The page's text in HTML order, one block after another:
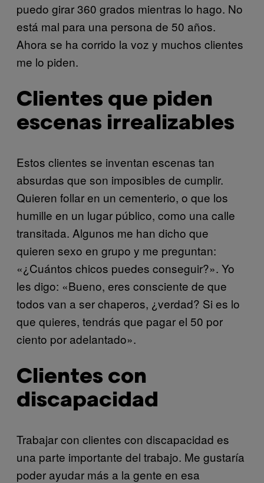
puedo girar 360 grados mientras lo hago. No
está mal para una persona de 50 años.
Ahora se ha corrido la voz y muchos clientes
me lo piden.
Clientes que piden
escenas irrealizables
Estos clientes se inventan escenas tan
absurdas que son imposibles de cumplir.
Quieren follar en un cementerio, o que los
humille en un lugar público, como una calle
transitada. Algunos me han dicho que
quieren sexo en grupo y me preguntan:
«¿Cuántos chicos puedes conseguir?». Yo
les digo: «Bueno, eres consciente de que
todos van a ser chaperos, ¿verdad? Si es lo
que quieres, tendrás que pagar el 50 por
ciento por adelantado».
Clientes con
discapacidad
Trabajar con clientes con discapacidad es
una parte importante del trabajo. Me gustaría
poder ayudar más a la gente en esa